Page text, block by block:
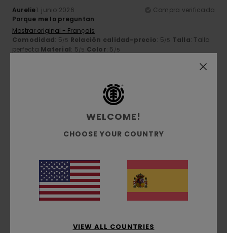
Aurelie1. junio 2026
Compra verificada
Porque me lo preguntan
Mostrar original - Français
Comodidad: 5/5 Relación calidad-precio: 5/5 Talla: Talla
perfecta Material: 5/5 Color: 5 /5
5/5
20. abril 2026
Compra verificada
Mostrar original - English
Comodidad: 5/5 Relación calidad-precio: 5/5 Talla
perfectaMaterial: 5/5 Color
Recomiendo este producto
5/5
WELCOME!
CHOOSE YOUR COUNTRY
VIEW ALL COUNTRIES